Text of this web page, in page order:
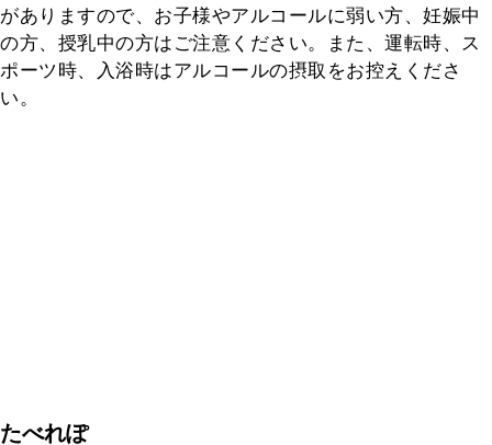
がありますので、お子様やアルコールに弱い方、妊娠中
の方、授乳中の方はご注意ください。また、運転時、ス
ポーツ時、入浴時はアルコールの摂取をお控えくださ
い。
たべれぽ